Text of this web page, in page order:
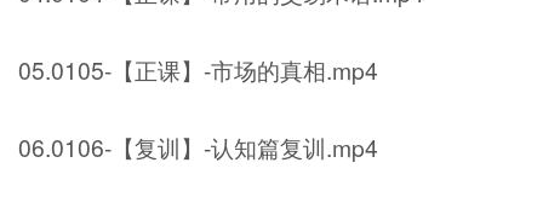
05.0105-【正课】-市场的真相.mp4
06.0106-【复训】-认知篇复训.mp4